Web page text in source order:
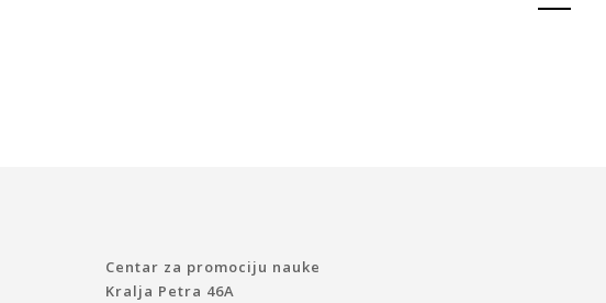
Centar za promociju nauke
Kralja Petra 46A